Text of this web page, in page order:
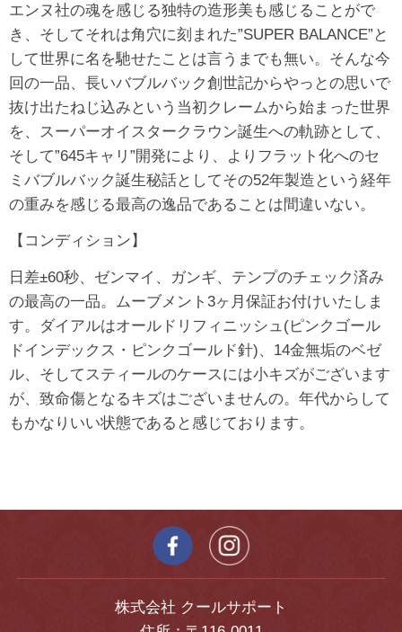
エンヌ社の魂を感じる独特の造形美も感じることがで
き、そしてそれは角穴に刻まれた”SUPER BALANCE”と
して世界に名を馳せたことは言うまでも無い。そんな今
回の一品、長いバブルバック創世記からやっとの思いで
抜け出たねじ込みという当初クレームから始まった世界
を、スーパーオイスタークラウン誕生への軌跡として、
そして”645キャリ”開発により、よりフラット化へのセ
ミバブルバック誕生秘話としてその52年製造という経年
の重みを感じる最高の逸品であることは間違いない。
【コンディション】
日差±60秒、ゼンマイ、ガンギ、テンプのチェック済み
の最高の一品。ムーブメント3ヶ月保証お付けいたしま
す。ダイアルはオールドリフィニッシュ(ピンクゴール
ドインデックス・ピンクゴールド針)、14金無垢のベゼ
ル、そしてスティールのケースには小キズがございます
が、致命傷となるキズはございませんの。年代からして
もかなりいい状態であると感じております。
株式会社 クールサポート